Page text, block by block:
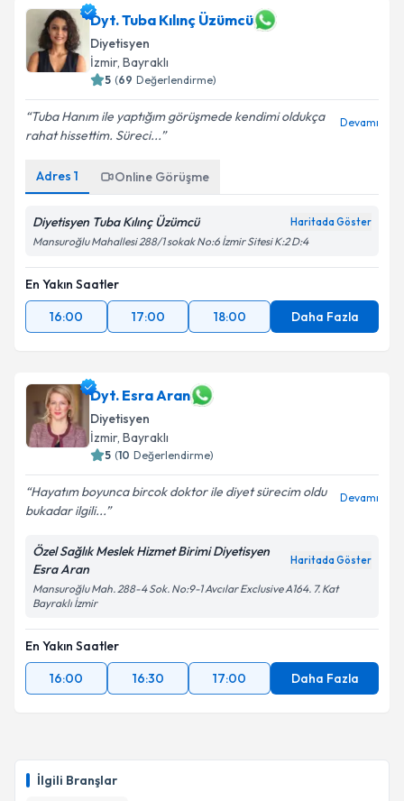
İlgili Branşlar
Dyt. Tuba Kılınç Üzümcü
Diyetisyen
İzmir, Bayraklı
5 (69 Değerlendirme)
Tuba Hanım ile yaptığım görüşmede kendimi oldukça
rahat hissettim. Süreci...
Devamı
Adres 1 Online Görüşme
Diyetisyen Tuba Kılınç Üzümcü Haritada Göster
Mansuroğlu Mahallesi 288/1 sokak No:6 İzmir Sitesi K:2 D:4
En Yakın Saatler
16:00
17:00 18:00 Daha Fazla
Dyt. Esra Aran
Diyetisyen
İzmir, Bayraklı
5 (10 Değerlendirme)
Hayatım boyunca bircok doktor ile diyet sürecim oldu
bukadar ilgili...
Devamı
Özel Sağlık Meslek Hizmet Birimi Diyetisyen
Esra Aran
Haritada Göster
Mansuroğlu Mah. 288-4 Sok. No:9-1 Avcılar Exclusive A164. 7. Kat
Bayraklı İzmir
En Yakın Saatler
16:00
16:30 17:00 Daha Fazla